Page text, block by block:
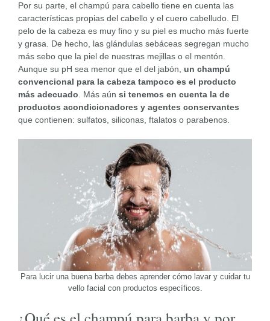
Por su parte, el champú para cabello tiene en cuenta las
características propias del cabello y el cuero cabelludo. El
pelo de la cabeza es muy fino y su piel es mucho más fuerte
y grasa. De hecho, las glándulas sebáceas segregan mucho
más sebo que la piel de nuestras mejillas o el mentón.
Aunque su pH sea menor que el del jabón, un champú
convencional para la cabeza tampoco es el producto
más adecuado . Más aún si tenemos en cuenta la de
productos acondicionadores y agentes conservantes
que contienen: sulfatos, siliconas, ftalatos o parabenos.
Para lucir una buena barba debes aprender cómo lavar y cuidar tu
vello facial con productos específicos.